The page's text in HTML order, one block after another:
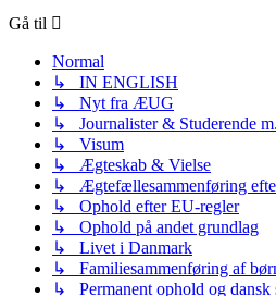
Gå til
Normal
↳ IN ENGLISH
↳ Nyt fra ÆUG
↳ Journalister & Studerende
↳ Visum
↳ Ægteskab & Vielse
↳ Ægtefællesammenføring
↳ Ophold efter EU-regler
↳ Ophold på andet grundlag
↳ Livet i Danmark
↳ Familiesammenføring af
↳ Permanent ophold og dansk